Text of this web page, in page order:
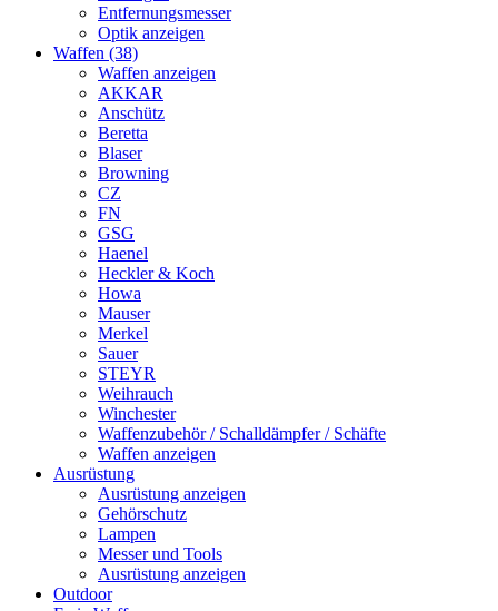
Entfernungsmesser
Optik anzeigen
Waffen (38)
Waffen anzeigen
AKKAR
Anschütz
Beretta
Blaser
Browning
CZ
FN
GSG
Haenel
Heckler & Koch
Howa
Mauser
Merkel
Sauer
STEYR
Weihrauch
Winchester
Waffenzubehör / Schalldämpfer / Schäfte
Waffen anzeigen
Ausrüstung
Ausrüstung anzeigen
Gehörschutz
Lampen
Messer und Tools
Ausrüstung anzeigen
Outdoor